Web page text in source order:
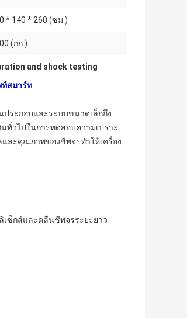
* 140 * 260 (ซม.)
(กก.)
and shock testing
ท์สมาร์ท
ระกอบและระบบขนาดเล็กถึง
วไปในการทดสอบความเปราะ
ละคุณภาพของชีพจรทำให้เครื่อง
เซ็กส์และคลื่นชีพจรระยะยาว